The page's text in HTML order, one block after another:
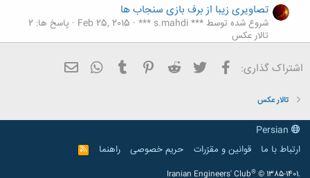
تصاویری زیبا از برف بازی سنجاب ها
شروع شده توسط *** s.mahdi *** Feb 25, 2015
پاسخ ها: 2
تالار عکس
تصاویری زیبا و جالب از حریم سلطان جنگل
شروع شده توسط dina arian Feb 23, 2015
پاسخ ها: 0
اشتراک گذاری: فیسبوک تویتر Reddit
Pinterest
Tumblr
WhatsApp
تالار عکس
ارتباط با ما
قوانین و مقرّرات حریم خصوصی راهنما
R
S
Iranian Engineers' Club® © 1385-1401.